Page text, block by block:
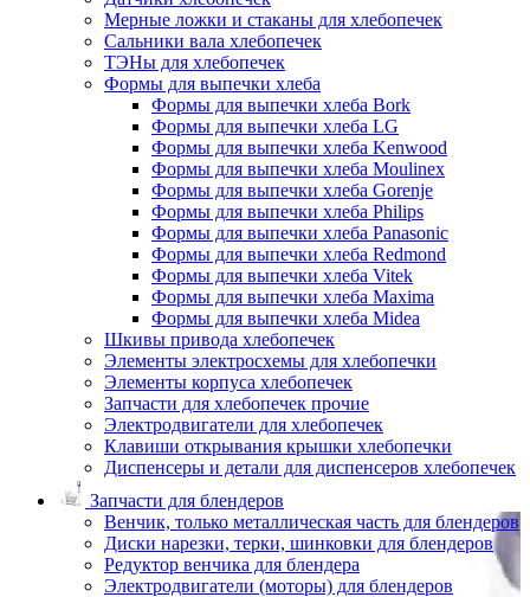
Мерные ложки и стаканы для хлебопечек
Сальники вала хлебопечек
ТЭНы для хлебопечек
Формы для выпечки хлеба
Формы для выпечки хлеба Bork
Формы для выпечки хлеба LG
Формы для выпечки хлеба Kenwood
Формы для выпечки хлеба Moulinex
Формы для выпечки хлеба Gorenje
Формы для выпечки хлеба Philips
Формы для выпечки хлеба Panasonic
Формы для выпечки хлеба Redmond
Формы для выпечки хлеба Vitek
Формы для выпечки хлеба Maxima
Формы для выпечки хлеба Midea
Шкивы привода хлебопечек
Элементы электросхемы для хлебопечки
Элементы корпуса хлебопечек
Запчасти для хлебопечек прочие
Электродвигатели для хлебопечек
Клавиши открывания крышки хлебопечки
Диспенсеры и детали для диспенсеров хлебопечек
Запчасти для блендеров
Венчик, только металлическая часть для блендеров
Диски нарезки, терки, шинковки для блендеров
Редуктор венчика для блендера
Электродвигатели (моторы) для блендеров